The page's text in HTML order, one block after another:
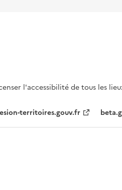
l'accessibilité de tous les
territoires.gouv.fr